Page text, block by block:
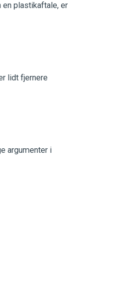
plastikaftale, er
lidt fjernere
argumenter i